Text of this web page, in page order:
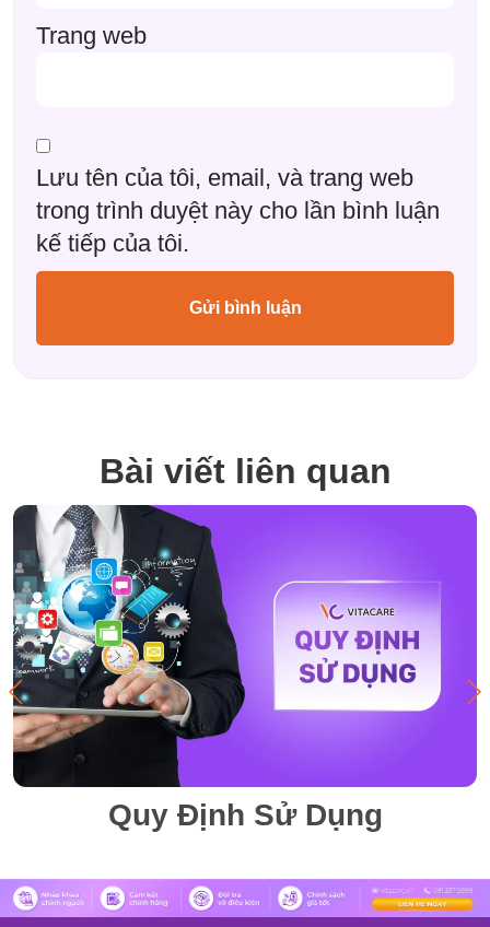
Trang web
Lưu tên của tôi, email, và trang web
trong trình duyệt này cho lần bình luận
kế tiếp của tôi.
Bài viết liên quan
Quy Định Sử Dụng